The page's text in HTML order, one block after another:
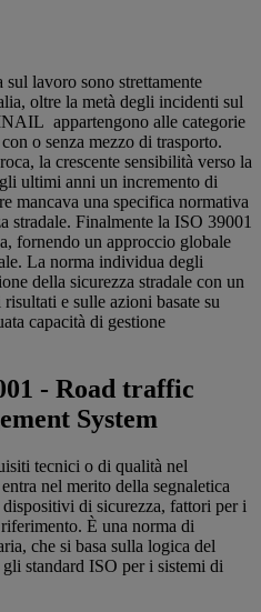
sul lavoro sono strettamente
oltre la metà degli incidenti sul
appartengono alle categorie
o senza mezzo di trasporto.
la crescente sensibilità verso la
ultimi anni un incremento di
mancava una specifica normativa
stradale. Finalmente la ISO 39001
fornendo un approccio globale
La norma individua degli
della sicurezza stradale con un
e sulle azioni basate su
capacità di gestione
- Road traffic
System
tecnici o di qualità nel
nel merito della segnaletica
di sicurezza, fattori per i
È una norma di
che si basa sulla logica del
standard ISO per i sistemi di